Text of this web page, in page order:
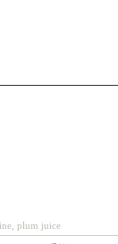
plum juice